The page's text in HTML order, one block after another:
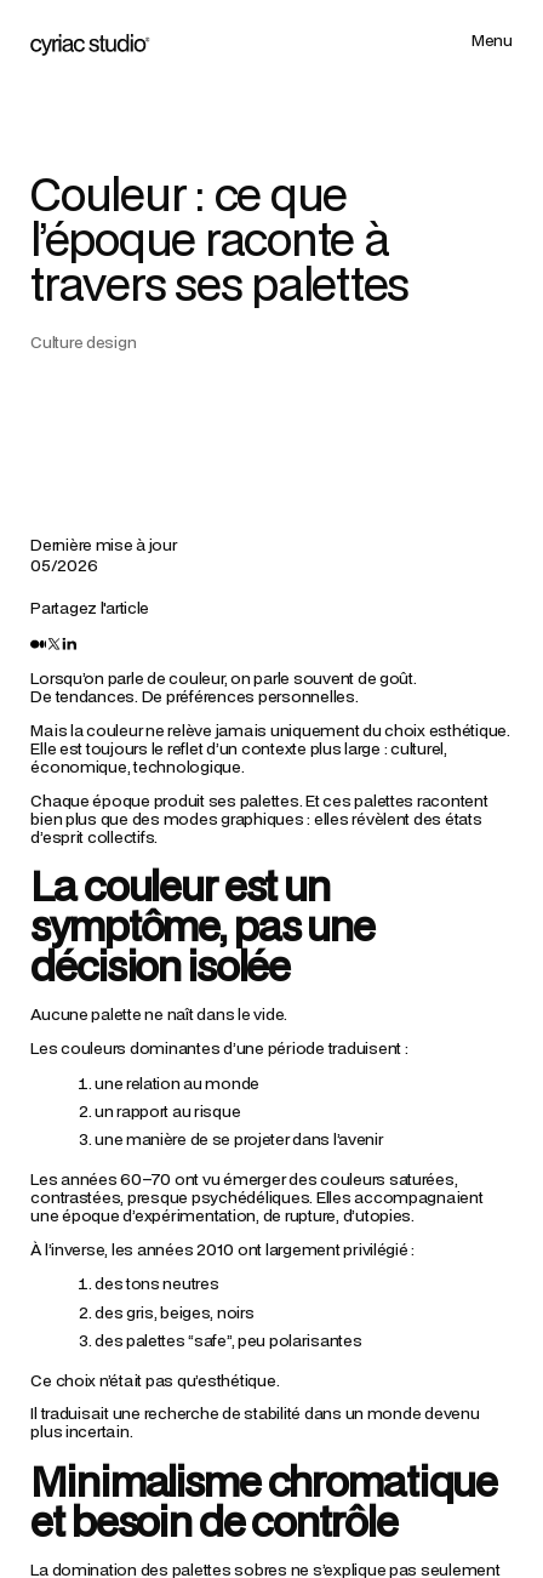
Menu
Couleur : ce que
l’époque raconte à
travers ses palettes
Culture design
Dernière mise à jour
05/2026
Partagez l'article
Lorsqu’on parle de couleur, on parle souvent de goût.
De tendances. De préférences personnelles.
Mais la couleur ne relève jamais uniquement du choix esthétique.
Elle est toujours le reflet d’un contexte plus large : culturel,
économique, technologique.
Chaque époque produit ses palettes. Et ces palettes racontent
bien plus que des modes graphiques : elles révèlent des états
d’esprit collectifs.
La couleur est un
symptôme, pas une
décision isolée
Aucune palette ne naît dans le vide.
Les couleurs dominantes d’une période traduisent :
une relation au monde
un rapport au risque
une manière de se projeter dans l’avenir
Les années 60–70 ont vu émerger des couleurs saturées,
contrastées, presque psychédéliques. Elles accompagnaient
une époque d’expérimentation, de rupture, d’utopies.
À l’inverse, les années 2010 ont largement privilégié :
des tons neutres
des gris, beiges, noirs
des palettes “safe”, peu polarisantes
Ce choix n’était pas qu’esthétique.
Il traduisait une recherche de stabilité dans un monde devenu
plus incertain.
Minimalisme chromatique
et besoin de contrôle
La domination des palettes sobres ne s’explique pas seulement